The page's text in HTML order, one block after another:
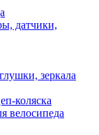
датчики,
зеркала
коляска
велосипеда